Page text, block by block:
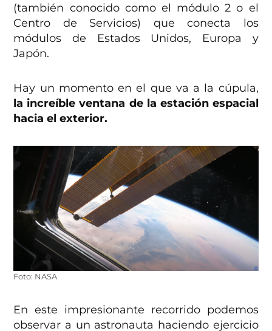
(también conocido como el módulo 2 o el
Centro de Servicios) que conecta los
módulos de Estados Unidos, Europa y
Japón.
Hay un momento en el que va a la cúpula,
la increíble ventana de la estación espacial
hacia el exterior.
Foto: NASA
En este impresionante recorrido podemos
observar a un astronauta haciendo ejercicio